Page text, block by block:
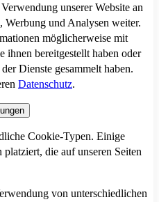
unserer Website an
Werbung und Analysen weiter.
möglicherweise mit
ihnen bereitgestellt haben oder
Dienste gesammelt haben.
Datenschutz.
Cookie-Typen. Einige
die auf unseren Seiten
von unterschiedlichen